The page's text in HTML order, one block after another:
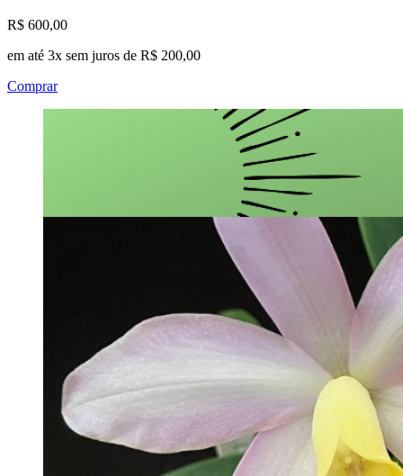
R$ 600,00
em até 3x sem juros de R$ 200,00
Comprar